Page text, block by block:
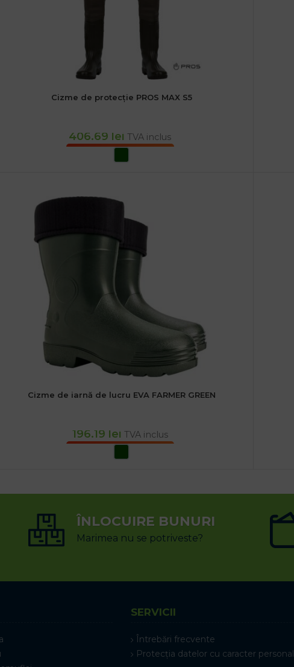
Cizme de protecție PROS MAX S5
406.69 lei TVA inclus
Cizme de iarnă de lucru EVA FARMER GREEN
196.19 lei TVA inclus
ÎNLOCUIRE BUNURI
Marimea nu se potriveste?
SERVICII
Întrebări frecvente
Protecția datelor cu caracter personal